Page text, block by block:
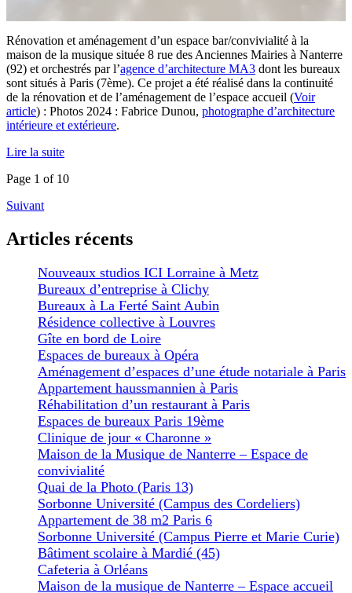
Rénovation et aménagement d’un espace bar/convivialité à la
maison de la musique située 8 rue des Anciennes Mairies à Nanterre
(92) et orchestrés par l’agence d’architecture MA3 dont les bureaux
sont situés à Paris (7ème). Ce projet a été réalisé dans la continuité
de la rénovation et de l’aménagement de l’espace accueil (Voir
article) : Photos 2024 : Fabrice Dunou, photographe d’architecture
intérieure et extérieure.
Lire la suite
Page 1 of 10
Suivant
Articles récents
Nouveaux studios ICI Lorraine à Metz
Bureaux d’entreprise à Clichy
Bureaux à La Ferté Saint Aubin
Résidence collective à Louvres
Gîte en bord de Loire
Espaces de bureaux à Opéra
Aménagement d’espaces d’une étude notariale à Paris
Appartement haussmannien à Paris
Réhabilitation d’un restaurant à Paris
Espaces de bureaux Paris 19ème
Clinique de jour « Charonne »
Maison de la Musique de Nanterre – Espace de
convivialité
Quai de la Photo (Paris 13)
Sorbonne Université (Campus des Cordeliers)
Appartement de 38 m2 Paris 6
Sorbonne Université (Campus Pierre et Marie Curie)
Bâtiment scolaire à Mardié (45)
Cafeteria à Orléans
Maison de la musique de Nanterre – Espace accueil